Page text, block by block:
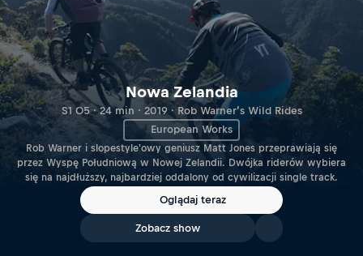
Nowa Zelandia
S1 O5 · 24 min · 2019 · Rob Warner’s Wild Rides
European Works
Rob Warner i slopestyle'owy geniusz Matt Jones przeprawiają się
przez Wyspę Południową w Nowej Zelandii. Dwójka riderów wybiera
się na najdłuższy, najbardziej oddalony od cywilizacji single track.
Oglądaj teraz
Zobacz show